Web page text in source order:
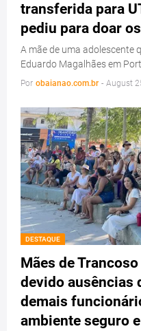
transferida para
pediu para doar
A mãe de uma adolescente
Eduardo Magalhães em
Por obaianao.com.br - August
DESTAQUE
Mães de
devido ausências
demais
ambiente seguro